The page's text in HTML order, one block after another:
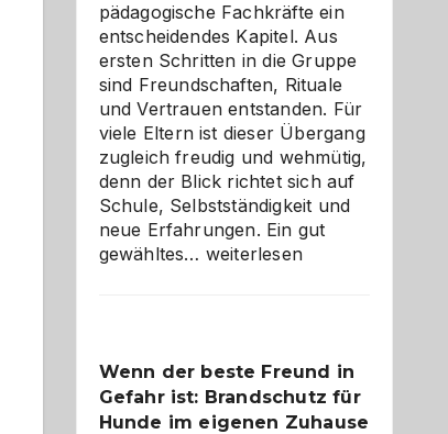
pädagogische Fachkräfte ein
entscheidendes Kapitel. Aus
ersten Schritten in die Gruppe
sind Freundschaften, Rituale
und Vertrauen entstanden. Für
viele Eltern ist dieser Übergang
zugleich freudig und wehmütig,
denn der Blick richtet sich auf
Schule, Selbstständigkeit und
neue Erfahrungen. Ein gut
gewähltes… Abschied
und
herzlich
gestalten
weiterlesen
Wenn der beste Freund in
Gefahr ist: Brandschutz für
Hunde im eigenen Zuhause